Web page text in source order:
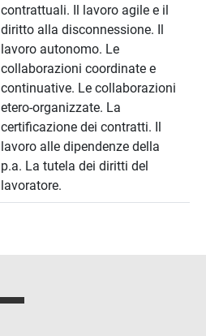
contrattuali. Il lavoro agile e il
diritto alla disconnessione. Il
lavoro autonomo. Le
collaborazioni coordinate e
continuative. Le collaborazioni
etero-organizzate. La
certificazione dei contratti. Il
lavoro alle dipendenze della
p.a. La tutela dei diritti del
lavoratore.